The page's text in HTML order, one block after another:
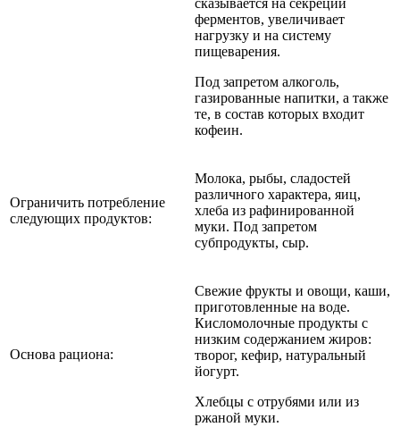
сказывается на секреции
ферментов, увеличивает
нагрузку и на систему
пищеварения.
Под запретом алкоголь,
газированные напитки, а также
те, в состав которых входит
кофеин.
Ограничить потребление
следующих продуктов:
Молока, рыбы, сладостей
различного характера, яиц,
хлеба из рафинированной
муки. Под запретом
субпродукты, сыр.
Основа рациона:
Свежие фрукты и овощи, каши,
приготовленные на воде.
Кисломолочные продукты с
низким содержанием жиров:
творог, кефир, натуральный
йогурт.
Хлебцы с отрубями или из
ржаной муки.